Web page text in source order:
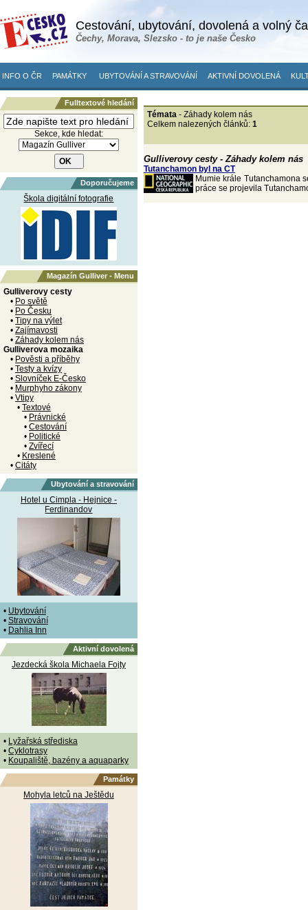
Cestování, ubytování, dovolená a volný
Čechy, Morava, Slezsko - to je naše Česko
INFO O ČR PAMÁTKY UBYTOVÁNÍ A STRAVOVÁNÍ AKTIVNÍ DOVOLENÁ
Fulltextové hledání
Sekce, kde hledat:
Doporučujeme
Škola digitální fotografie
Magazín Gulliver - Menu
Gulliverovy cesty
• Po světě
• Po Česku
• Tipy na výlet
• Zajímavosti
• Záhady kolem nás
Gulliverova mozaika
• Pověsti a příběhy
• Testy a kvízy
• Slovníček E-Česko
• Murphyho zákony
• Vtipy
• Textové
• Právnické
• Cestování
• Politické
• Zvířecí
• Kreslené
• Citáty
Ubytování a stravování
Hotel u Cimpla - Hejnice -
Ferdinandov
• Ubytování
• Stravování
• Dahlia Inn
Aktivní dovolená
Jezdecká škola Michaela Fojty
• Lyžařská střediska
• Cyklotrasy
• Koupaliště, bazény a aquaparky
Památky
Mohyla letců na Ještědu
Témata - Záhady kolem nás
Celkem nalezených článků: 1
Gulliverovy cesty - Záhady kolem nás
Tutanchamon byl na CT
Mumie krále Tutanchamona
práce se projevila